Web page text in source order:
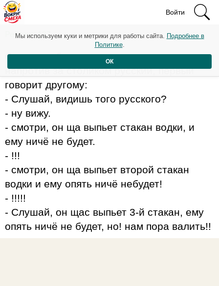
Войти
Рейтинг: 137
Сидят в кабаке два американца и
напротив за столиком русский, первый
говорит другому:
- Слушай, видишь того русского?
- ну вижу.
- смотри, он ща выпьет стакан водки, и
ему ничё не будет.
- !!!
- смотри, он ща выпьет второй стакан
водки и ему опять ничё небудет!
- !!!!!
- Слушай, он щас выпьет 3-й стакан, ему
опять ничё не будет, но! нам пора валить!!
Мы используем куки и метрики для работы сайта. Подробнее в
Политике.
ОК